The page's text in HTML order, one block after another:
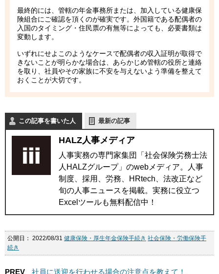
最終的には、管轄の年金事務所または、加入している健康保
険組合にご確認を頂くのが確実です。外国籍である配偶者の
入国のタイミング・住民票の有無等によっても、必要書類は
変動します。
いずれにせよこのようなケースで配偶者の収入証明が取得で
きないことが明らかな場合は、あらかじめ管轄の役所と連絡
を取り、社員やその家族に不安を与えないよう準備を整えて
おくことが大切です。
この記事を書いた人 最新の記事
HALZ人事メディア
人事実務の専門家集団「社会保険労務士法
人HALZグループ」のwebメディア。人事
制度、採用、労務、HRtech、法改正など
旬の人事ニュースを掲載。実務に役立つ
Excelツールも無料配信中！
公開日： 2022/08/31 健康保険・厚生年金保険手続き 社会保険・労働保険手
続き
PREV
社員に送迎を行わせる場合の注意点を教えて！